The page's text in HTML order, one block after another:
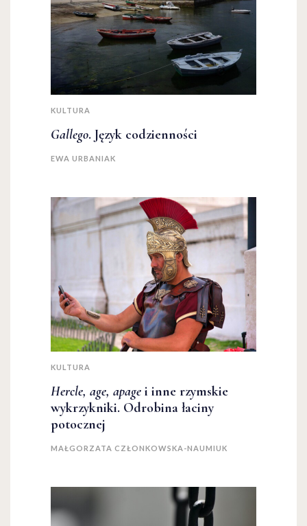
KULTURA
Gallego. Język codzienności
EWA URBANIAK
KULTURA
Hercle, age, apage i inne rzymskie
wykrzykniki. Odrobina łaciny
potocznej
MAŁGORZATA CZŁONKOWSKA-NAUMIUK